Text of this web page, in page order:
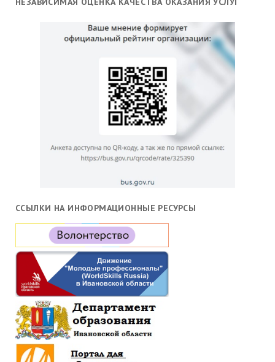
ССЫЛКИ НА ИНФОРМАЦИОННЫЕ РЕСУРСЫ